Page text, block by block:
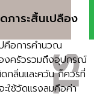
าระสิ้นเปลือง
คือการคำนวณ
งครัวรวมถึงอุปกรณ์
กลิ่นและควัน ก็ควรที่
ใช้วัดแรงลมคือค่า